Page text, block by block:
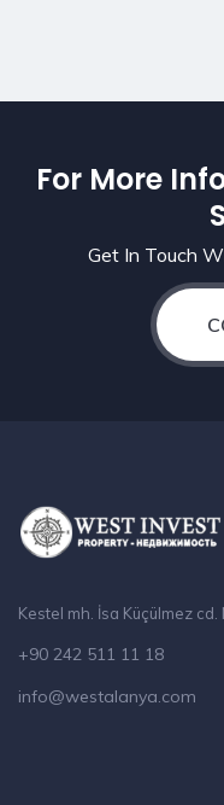
For More
Get In Touch
Kestel mh. İsa Küçülmez
+90 242 511 11 18
info@westalanya.com